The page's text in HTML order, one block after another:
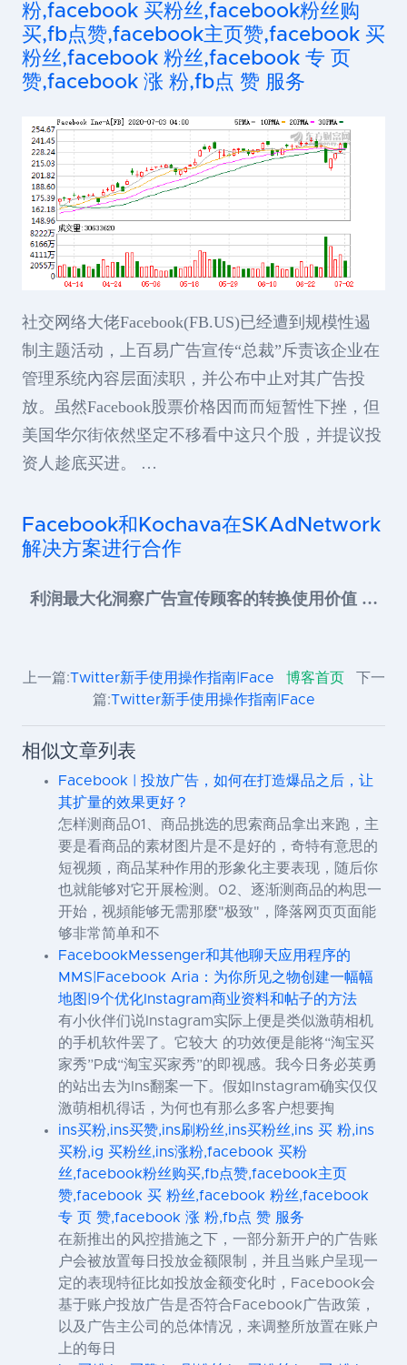
粉,facebook 买粉丝,facebook粉丝购
买,fb点赞,facebook主页赞,facebook 买
粉丝,facebook 粉丝,facebook 专 页
赞,facebook 涨 粉,fb点 赞 服务
社交网络大佬Facebook(FB.US)已经遭到规模性遏
制主题活动，上百易广告宣传“总裁”斥责该企业在
管理系统內容层面渎职，并公布中止对其广告投
放。虽然Facebook股票价格因而而短暂性下挫，但
美国华尔街依然坚定不移看中这只个股，并提议投
资人趁底买进。 …
Facebook和Kochava在SKAdNetwork
解决方案进行合作
利润最大化洞察广告宣传顾客的转换使用价值 …
上一篇:Twitter新手使用操作指南|Face 博客首页
下一
篇:Twitter新手使用操作指南|Face
相似文章列表
Facebook | 投放广告，如何在打造爆品之后，让
其扩量的效果更好？
怎样测商品01、商品挑选的思索商品拿出来跑，主
要是看商品的素材图片是不是好的，奇特有意思的
短视频，商品某种作用的形象化主要表现，随后你
也就能够对它开展检测。02、逐渐测商品的构思一
开始，视頻能够无需那麼"极致"，降落网页页面能
够非常简单和不
FacebookMessenger和其他聊天应用程序的
MMS|Facebook Aria：为你所见之物创建一幅幅
地图|9个优化Instagram商业资料和帖子的方法
有小伙伴们说Instagram实际上便是类似激萌相机
的手机软件罢了。它较大 的功效便是能将“淘宝买
家秀”P成“淘宝买家秀”的即视感。我今日务必英勇
的站出去为Ins翻案一下。假如Instagram确实仅仅
激萌相机得话，为何也有那么多客户想要掏
ins买粉,ins买赞,ins刷粉丝,ins买粉丝,ins 买 粉,ins
买粉,ig 买粉丝,ins涨粉,facebook 买粉
丝,facebook粉丝购买,fb点赞,facebook主页
赞,facebook 买 粉丝,facebook 粉丝,facebook
专 页 赞,facebook 涨 粉,fb点 赞 服务
在新推出的风控措施之下，一部分新开户的广告账
户会被放置每日投放金额限制，并且当账户呈现一
定的表现特征比如投放金额变化时，Facebook会
基于账户投放广告是否符合Facebook广告政策，
以及广告主公司的总体情况，来调整所放置在账户
上的每日